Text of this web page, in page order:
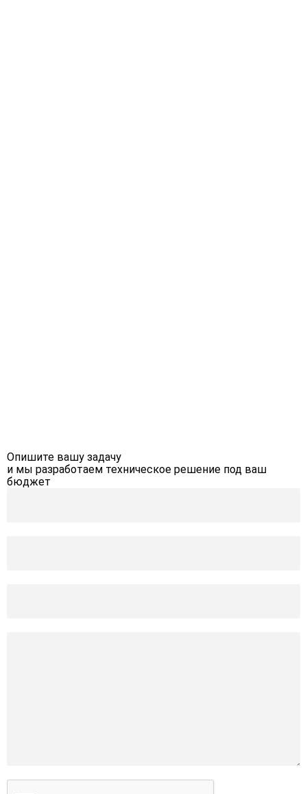
Опишите вашу задачу
и мы разработаем техническое решение под ваш
бюджет